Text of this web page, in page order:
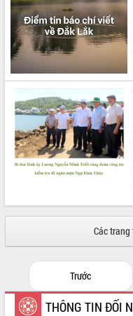
VIDEO
Loading the player...
Khám bệnh, cấp phát thuốc miễn
và tặng quà người dân xã Cư Pui
Hội nghị UBND tỉnh Đắk Lắk
Nam Anh hùng” và trao Huân
UBND tỉnh Đắk Lắk triển khai
vụ 6 tháng cuối năm 2026
Kỳ họp thứ Hai, Hội đồng nhân dân
tỉnh khóa XI quyết nghị nhiều nội
quan trọng
ALBUM ẢNH
Các
Trước
THÔNG TIN ĐỐI